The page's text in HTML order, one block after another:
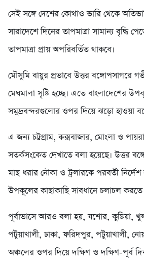
সেই সঙ্গে দেশের কোথাও ভারি থেকে
সারাদেশে দিনের তাপমাত্রা সামান্য বৃদ্ধি
তাপমাত্রা প্রায় অপরিবর্তিত থাকবে।
মৌসুমি বায়ুর প্রভাবে উত্তর বঙ্গোপসাগরে
মেঘমালা সৃষ্টি হচ্ছে। এতে বাংলাদেশের
সমুদ্রবন্দরগুলোর ওপর দিয়ে ঝড়ো হাওয়া
এ জন্য চট্টগ্রাম, কক্সবাজার, মোংলা ও
সতর্কসংকেত দেখাতে বলা হয়েছে। উত্তর
মাছ ধরার নৌকা ও ট্রলারকে পরবর্তী নির্দেশ
উপকূলের কাছাকাছি সাবধানে চলাচল করতে
পূর্বাভাসে আরও বলা হয়, যশোর, কুষ্টিয়া,
পটুয়াখালী, ঢাকা, ফরিদপুর, পটুয়াখালী,
অঞ্চলের ওপর দিয়ে দক্ষিণ ও দক্ষিণ-পূর্ব